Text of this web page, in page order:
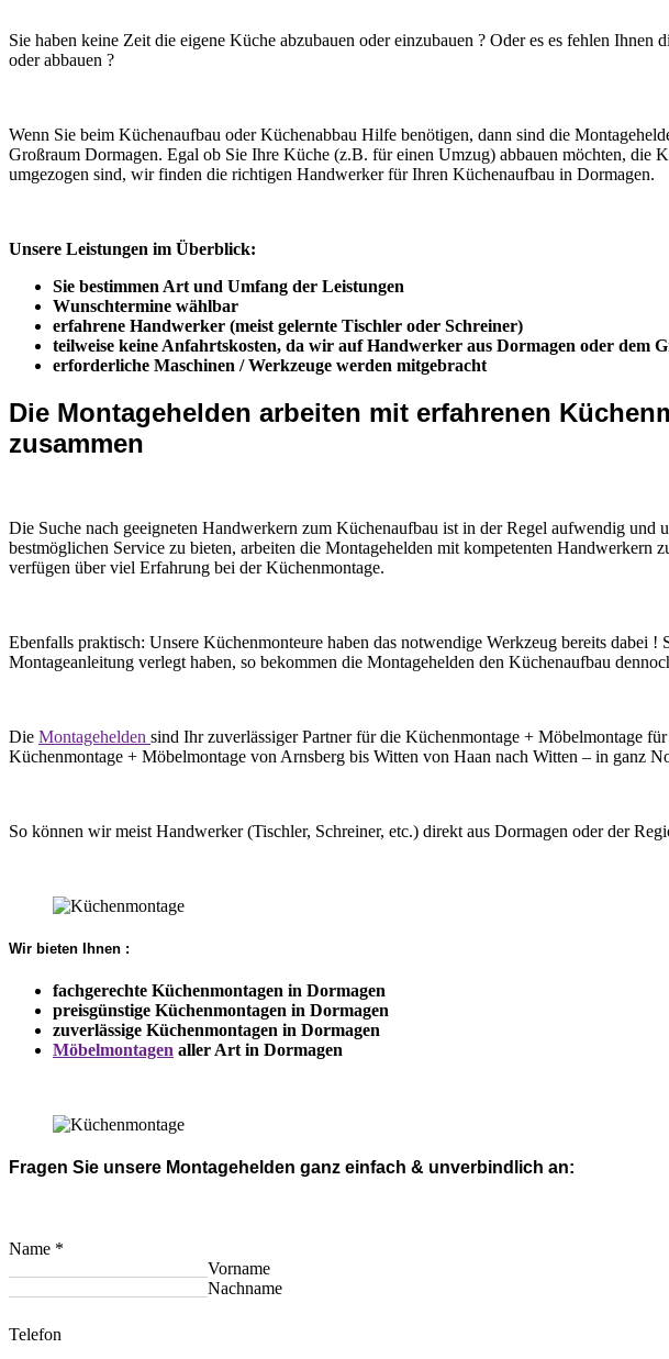
Sie haben keine Zeit die eigene Küche abzubauen oder einzubauen ? Oder es es fehlen
oder abbauen ?
Wenn Sie beim Küchenaufbau oder Küchenabbau Hilfe benötigen, dann sind die
Großraum Dormagen. Egal ob Sie Ihre Küche (z.B. für einen Umzug) abbauen möchten, die
umgezogen sind, wir finden die richtigen Handwerker für Ihren Küchenaufbau in Dormagen.
Unsere Leistungen im Überblick:
Sie bestimmen Art und Umfang der Leistungen
Wunschtermine wählbar
erfahrene Handwerker (meist gelernte Tischler oder Schreiner)
teilweise keine Anfahrtskosten, da wir auf Handwerker aus Dormagen oder dem
erforderliche Maschinen / Werkzeuge werden mitgebracht
Die Montagehelden arbeiten mit erfahrenen
zusammen
Die Suche nach geeigneten Handwerkern zum Küchenaufbau ist in der Regel aufwendig
bestmöglichen Service zu bieten, arbeiten die Montagehelden mit kompetenten
verfügen über viel Erfahrung bei der Küchenmontage.
Ebenfalls praktisch: Unsere Küchenmonteure haben das notwendige Werkzeug bereits
Montageanleitung verlegt haben, so bekommen die Montagehelden den Küchenaufbau
Die Montagehelden sind Ihr zuverlässiger Partner für die Küchenmontage + Möbelmontage
Küchenmontage + Möbelmontage von Arnsberg bis Witten von Haan nach Witten – in ganz
So können wir meist Handwerker (Tischler, Schreiner, etc.) direkt aus Dormagen oder der
Wir bieten Ihnen :
fachgerechte Küchenmontagen in Dormagen
preisgünstige Küchenmontagen in Dormagen
zuverlässige Küchenmontagen in Dormagen
Möbelmontagen aller Art in Dormagen
Fragen Sie unsere Montagehelden ganz einfach & unverbindlich an:
Name *
Vorname
Nachname
Telefon